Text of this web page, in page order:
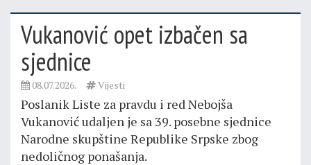
Vukanović opet izbačen sa
sjednice
08.07.2026. Vijesti
Poslanik Liste za pravdu i red Nebojša
Vukanović udaljen je sa 39. posebne sjednice
Narodne skupštine Republike Srpske zbog
nedoličnog ponašanja.